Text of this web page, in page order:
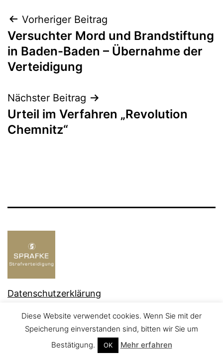
Vorheriger Beitrag
Versuchter Mord und Brandstiftung
in Baden-Baden – Übernahme der
Verteidigung
Nächster Beitrag
Urteil im Verfahren „Revolution
Chemnitz“
Datenschutzerklärung
Stolz präsentiert vonWordPress.
Diese Website verwendet cookies. Wenn Sie mit der
Speicherung einverstanden sind, bitten wir Sie um
Bestätigung.
OK Mehr erfahren